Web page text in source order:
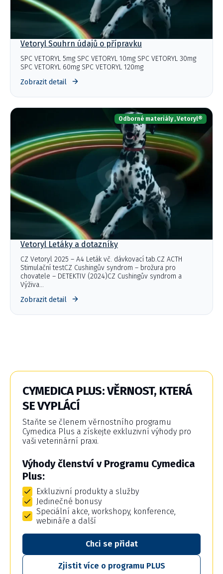
Vetoryl Souhrn údajů o přípravku
SPC VETORYL 5mg SPC VETORYL 10mg SPC VETORYL 30mg
SPC VETORYL 60mg SPC VETORYL 120mg
Zobrazit detail
Vetoryl Letáky a dotazníky
Odborné materiály ,Vetoryl®
CZ Vetoryl 2025 – A4 Leták vč. dávkovací tab.CZ ACTH
Stimulační testCZ Cushingův syndrom – brožura pro
chovatele – DETEKTIV (2024)CZ Cushingův syndrom a
Výživa…
Zobrazit detail
CYMEDICA PLUS: VĚRNOST, KTERÁ
SE VYPLÁCÍ
Staňte se členem věrnostního programu
Cymedica Plus a získejte exkluzivní výhody pro
vaši veterinární praxi.
Výhody členství v Programu Cymedica
Plus:
Exkluzivní produkty a služby
Jedinečné bonusy
Speciální akce, workshopy, konference,
webináře a další
Chci se přidat
Zjistit více o programu PLUS